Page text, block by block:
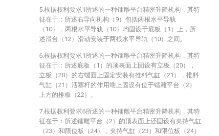
5.根据权利要求1所述的一种镭雕平台精密升降机构，其特
征在于：所述右导向机构（9）包括两根水平导轨
（10），两根水平导轨（10）均固设于底板（1）上，所
述滑台（12）滑动安装于两根水平导轨（10）之间。
6.根据权利要求1所述的一种镭雕平台精密升降机构，其特
征在于：所述底板（1）的顶表面上固设有立板（20），
立板（20）的右端面上固定安装有推料气缸（21），推料
气缸（21）活塞杆的作用端上固设有位于镭雕平台（2）
上方的推板（22）。
7.根据权利要求6所述的一种镭雕平台精密升降机构，其特
征在于：所述镭雕平台（2）的顶表面上还固设有夹持气缸
（23）和限位板（24），夹持气缸（23）和限位板（24）